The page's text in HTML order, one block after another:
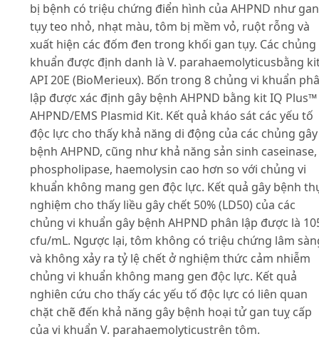
bị bệnh có triệu chứng điển hình của AHPND như gan
tụy teo nhỏ, nhạt màu, tôm bị mềm vỏ, ruột rỗng và
xuất hiện các đốm đen trong khối gan tụy. Các chủng
khuẩn được định danh là V. parahaemolyticusbằng
API 20E (BioMerieux). Bốn trong 8 chủng vi khuẩn
lập được xác định gây bệnh AHPND bằng kit IQ Plus™
AHPND/EMS Plasmid Kit. Kết quả kháo sát các yếu tố
độc lực cho thấy khả năng di động của các chủng gây
bệnh AHPND, cũng như khả năng sản sinh caseinase,
phospholipase, haemolysin cao hơn so với chủng vi
khuẩn không mang gen độc lực. Kết quả gây bệnh
nghiệm cho thấy liều gây chết 50% (LD50) của các
chủng vi khuẩn gây bệnh AHPND phân lập được là
cfu/mL. Ngược lại, tôm không có triệu chứng lâm
và không xảy ra tỷ lệ chết ở nghiệm thức cảm nhiễm
chủng vi khuẩn không mang gen độc lực. Kết quả
nghiên cứu cho thấy các yếu tố độc lực có liên quan
chặt chẽ đến khả năng gây bệnh hoại tử gan tuỵ cấp
của vi khuẩn V. parahaemolyticustrên tôm.